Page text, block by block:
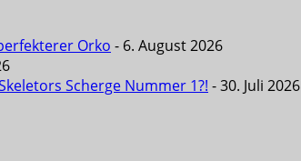
Orko - 6. August 2026
Scherge Nummer 1?! - 30. Juli 2026